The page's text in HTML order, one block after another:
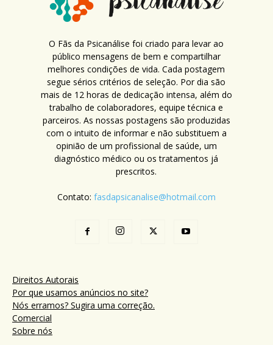
O Fãs da Psicanálise foi criado para levar ao
público mensagens de bem e compartilhar
melhores condições de vida. Cada postagem
segue sérios critérios de seleção. Por dia são
mais de 12 horas de dedicação intensa, além do
trabalho de colaboradores, equipe técnica e
parceiros. As nossas postagens são produzidas
com o intuito de informar e não substituem a
opinião de um profissional de saúde, um
diagnóstico médico ou os tratamentos já
prescritos.
Contato: fasdapsicanalise@hotmail.com
Direitos Autorais
Por que usamos anúncios no site?
Nós erramos? Sugira uma correção.
Comercial
Sobre nós